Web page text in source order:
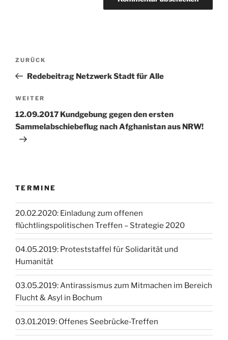
Beitragsnavigation
Vorheriger
Beitrag
ZURÜCK
Redebeitrag Netzwerk Stadt für Alle
Nächster
Beitrag
WEITER
12.09.2017 Kundgebung gegen den ersten
Sammelabschiebeflug nach Afghanistan aus NRW!
TERMINE
20.02.2020: Einladung zum offenen
flüchtlingspolitischen Treffen – Strategie 2020
04.05.2019: Proteststaffel für Solidarität und
Humanität
03.05.2019: Antirassismus zum Mitmachen im Bereich
Flucht & Asyl in Bochum
03.01.2019: Offenes Seebrücke-Treffen